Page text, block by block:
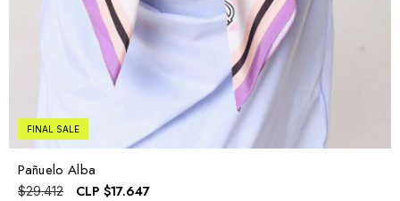
FINAL SALE
Pañuelo Alba
$29.412 CLP $17.647